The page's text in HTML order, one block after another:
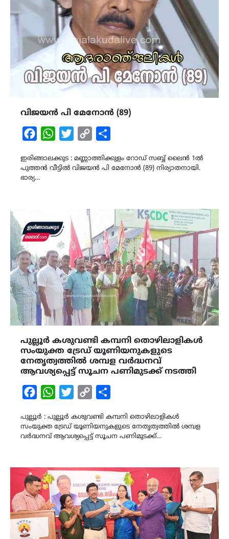
വിജയൻ പി മേനോൻ (89)
FacebookWhatsAppTwitterCopy
ഇരിങ്ങാലക്കുട : മണ്ണാത്തിക്കുളം റോഡ് സബ്ബ് ലൈൻ 1ൽ
പുത്തൻ വീട്ടിൽ വിജയൻ പി മേനോൻ (89) നിര്യാതനായി.
ഭാര്യ…
പുല്ലൂർ കശുവണ്ടി കമ്പനി തൊഴിലാളികൾ
സംയുക്ത ട്രേഡ് യൂണിയനുകളുടെ
നേതൃത്വത്തിൽ ശമ്പള വർദ്ധനവ്
ആവശ്യപ്പെട്ട് സൂചന പണിമുടക്ക് നടത്തി
FacebookWhatsAppTwitterCopy
പുല്ലൂർ : പുല്ലൂർ കശുവണ്ടി കമ്പനി തൊഴിലാളികൾ
സംയുക്ത ട്രേഡ് യൂണിയനുകളുടെ നേതൃത്വത്തിൽ ശമ്പള
വർദ്ധനവ് ആവശ്യപ്പെട്ട് സൂചന പണിമുടക്ക്…